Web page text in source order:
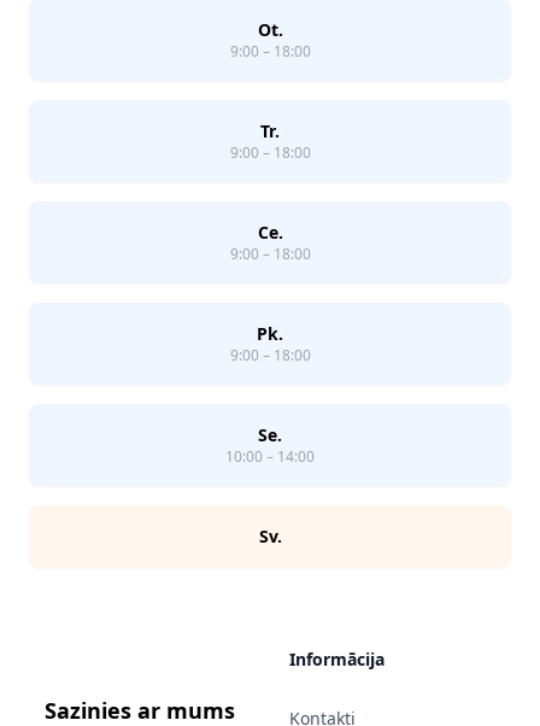
Ot.
9:00 – 18:00
Tr.
9:00 – 18:00
Ce.
9:00 – 18:00
Pk.
9:00 – 18:00
Se.
10:00 – 14:00
Sv.
Sazinies ar mums
Informācija
Kontakti